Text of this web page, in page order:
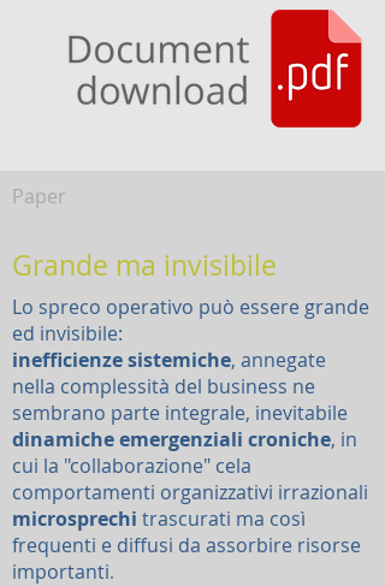
Lo spreco operativo può essere grande
ed invisibile:
inefficienze sistemiche, annegate
nella complessità del business ne
sembrano parte integrale, inevitabile
dinamiche emergenziali croniche, in
cui la "collaborazione" cela
comportamenti organizzativi irrazionali
microsprechi trascurati ma così
frequenti e diffusi da assorbire risorse
importanti.
Paper
Grande ma invisibile